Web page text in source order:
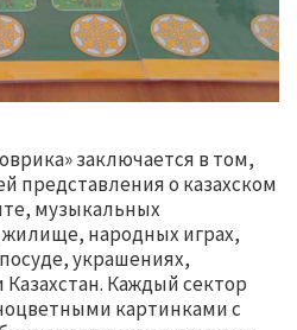
заключается в том,
представления о казахском
музыкальных
народных играх,
украшениях,
Каждый сектор
картинками с